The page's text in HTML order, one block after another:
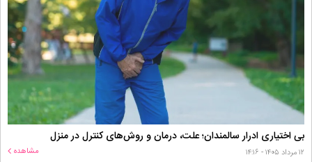
بی اختیاری ادرار سالمندان؛ علت، درمان و روش‌های کنترل در منزل
۱۲ مرداد ۱۴۰۵ - ۱۴:۱۶ مشاهده